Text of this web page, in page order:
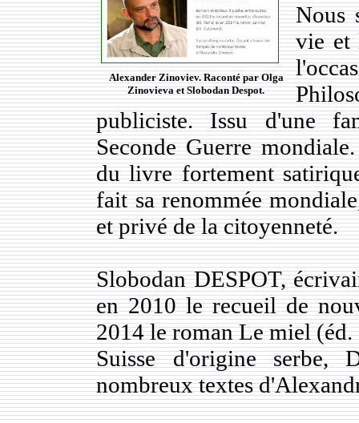
Alexander Zinoviev. Raconté par Olga
Zinovieva et Slobodan Despot.
Nous
vie et
publiciste. Issu d'une
Seconde Guerre
du livre fortement
fait sa renommée
et privé de la citoyenneté.
Slobodan DESPOT,
en 2010 le recueil de
2014 le roman Le miel
Suisse d'origine serbe,
nombreux textes